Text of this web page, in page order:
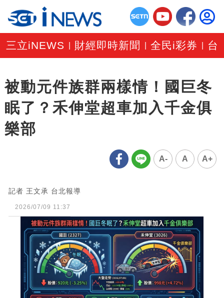
三立iNEWS 財經即時新聞 |全民i彩券 台
被動元件族群兩樣情！國巨冬
眠了？禾伸堂超車加入千金俱
樂部
A- A A+
記者 王文承 台北報導
2026/07/09 11:37